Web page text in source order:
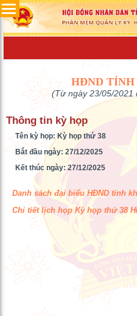
HĐND
(Từ ngày 23/05/2021
Thông tin kỳ họp
Tên kỳ họp: Kỳ họp thứ 38
Bắt đầu ngày: 27/12/2025
Kết thúc ngày: 27/12/2025
Danh sách đại biểu HĐND tỉnh
Chi tiết lịch họp Kỳ họp thứ 38